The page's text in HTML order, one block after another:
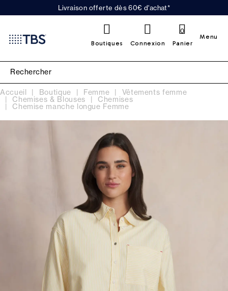
Livraison offerte dès 60€ d'achat*
Boutiques Connexion Panier
0
Menu
Accueil Boutique Femme Vêtements femme
Chemises & Blouses Chemises
Chemise manche longue Femme